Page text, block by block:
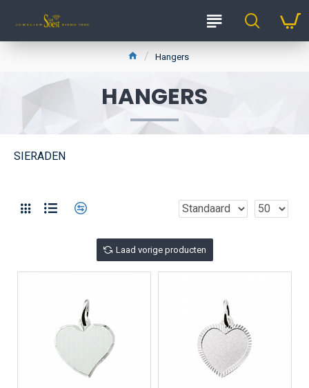
Hangers
HANGERS
SIERADEN
Laad vorige producten